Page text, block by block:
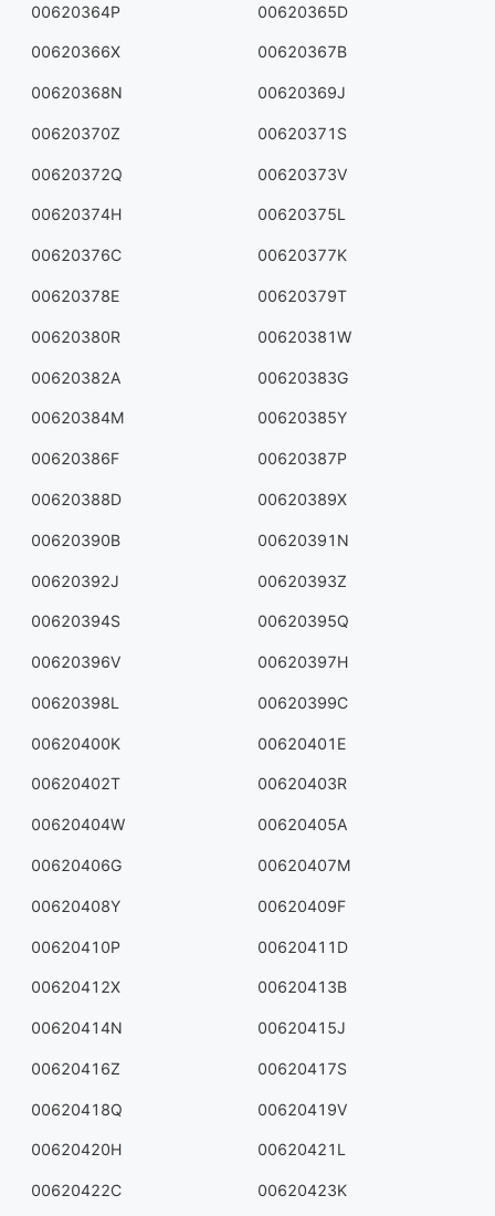
00620364P 00620365D
00620366X 00620367B
00620368N 00620369J
00620370Z 00620371S
00620372Q 00620373V
00620374H 00620375L
00620376C 00620377K
00620378E 00620379T
00620380R 00620381W
00620382A 00620383G
00620384M 00620385Y
00620386F 00620387P
00620388D 00620389X
00620390B 00620391N
00620392J 00620393Z
00620394S 00620395Q
00620396V 00620397H
00620398L 00620399C
00620400K 00620401E
00620402T 00620403R
00620404W 00620405A
00620406G 00620407M
00620408Y 00620409F
00620410P 00620411D
00620412X 00620413B
00620414N 00620415J
00620416Z 00620417S
00620418Q 00620419V
00620420H 00620421L
00620422C 00620423K